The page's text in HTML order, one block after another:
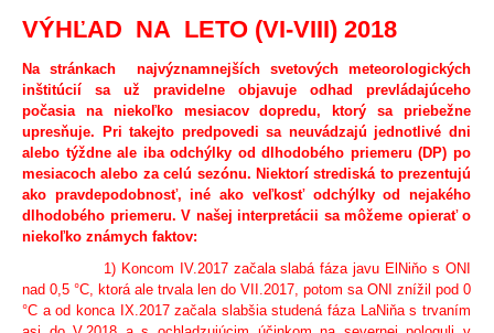
VÝHĽAD NA LETO (VI-VIII) 2018
Na stránkach najvýznamnejších svetových meteorologických
inštitúcií sa už pravidelne objavuje odhad prevládajúceho
počasia na niekoľko mesiacov dopredu, ktorý sa priebežne
upresňuje. Pri takejto predpovedi sa neuvádzajú jednotlivé dni
alebo týždne ale iba odchýlky od dlhodobého priemeru (DP) po
mesiacoch alebo za celú sezónu. Niektorí strediská to prezentujú
ako pravdepodobnosť, iné ako veľkosť odchýlky od nejakého
dlhodobého priemeru. V našej interpretácii sa môžeme opierať o
niekoľko známych faktov:
1) Koncom IV.2017 začala slabá fáza javu ElNiňo s ONI
nad 0,5 °C, ktorá ale trvala len do VII.2017, potom sa ONI znížil pod 0
°C a od konca IX.2017 začala slabšia studená fáza LaNiňa s trvaním